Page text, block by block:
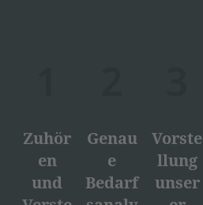
Zuhör
en
und
Genau
e
Bedarf
Vorste
llung
unser